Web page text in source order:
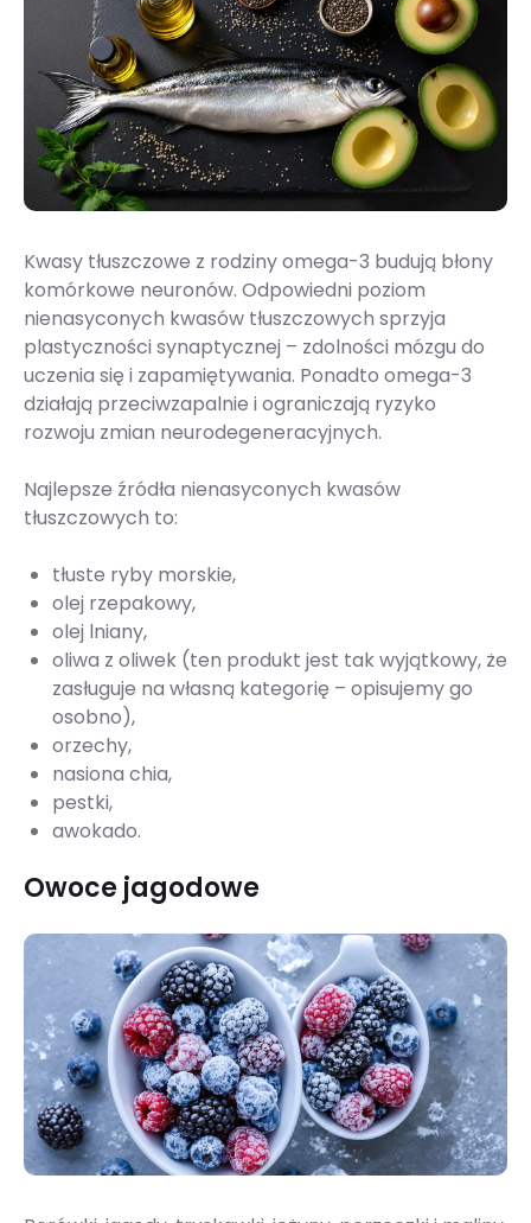
Kwasy tłuszczowe z rodziny omega-3 budują błony
komórkowe neuronów. Odpowiedni poziom
nienasyconych kwasów tłuszczowych sprzyja
plastyczności synaptycznej – zdolności mózgu do
uczenia się i zapamiętywania. Ponadto omega-3
działają przeciwzapalnie i ograniczają ryzyko
rozwoju zmian neurodegeneracyjnych.
Najlepsze źródła nienasyconych kwasów
tłuszczowych to:
tłuste ryby morskie,
olej rzepakowy,
olej lniany,
oliwa z oliwek (ten produkt jest tak wyjątkowy, że
zasługuje na własną kategorię – opisujemy go
osobno),
orzechy,
nasiona chia,
pestki,
awokado.
Owoce jagodowe